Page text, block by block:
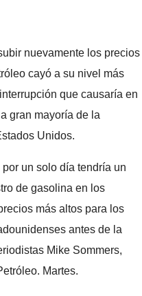
nuevamente los precios
cayó a su nivel más
que causaría en
gran mayoría de la
Unidos.
un solo día tendría un
de gasolina en los
más altos para los
antes de la
Mike Sommers,
Martes.